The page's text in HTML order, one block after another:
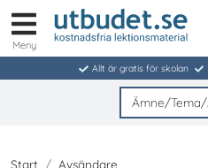
Meny
Allt är gratis för skolan
Ämne/
Start
Avsändare